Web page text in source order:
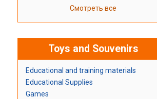
Смотреть все
Toys and Souvenirs
Educational and training materials
Educational Supplies
Games